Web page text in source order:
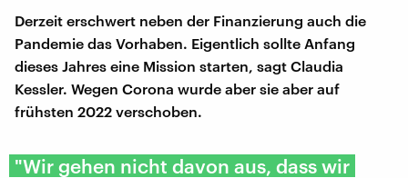
Derzeit erschwert neben der Finanzierung auch die
Pandemie das Vorhaben. Eigentlich sollte Anfang
dieses Jahres eine Mission starten, sagt Claudia
Kessler. Wegen Corona wurde aber sie aber auf
frühsten 2022 verschoben.
"Wir gehen nicht davon aus, dass wir